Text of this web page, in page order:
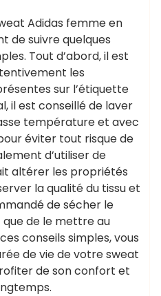
Adidas femme en
de suivre quelques
Tout d’abord, il est
les
sur l’étiquette
il est conseillé de laver
température et avec
éviter tout risque de
d’utiliser de
altérer les propriétés
la qualité du tissu et
de sécher le
de le mettre au
conseils simples, vous
de vie de votre sweat
de son confort et